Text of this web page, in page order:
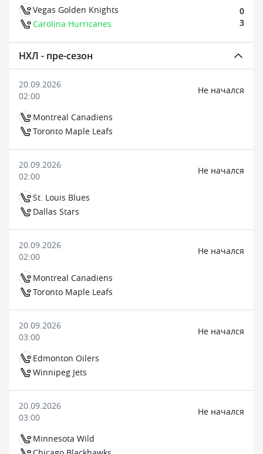
Vegas Golden Knights
Carolina Hurricanes
0
3
НХЛ - пре-сезон
20.09.2026
02:00
Montreal Canadiens
Toronto Maple Leafs
Не начался
20.09.2026
02:00
St. Louis Blues
Dallas Stars
Не начался
20.09.2026
02:00
Montreal Canadiens
Toronto Maple Leafs
Не начался
20.09.2026
03:00
Edmonton Oilers
Winnipeg Jets
Не начался
20.09.2026
03:00
Minnesota Wild
Не начался